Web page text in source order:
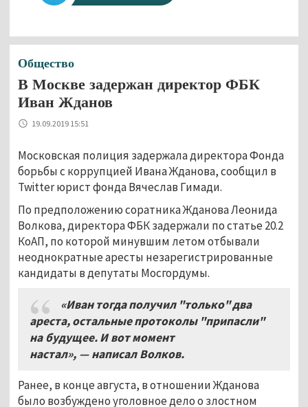
Общество
В Москве задержан директор ФБК
Иван Жданов
19.09.2019 15:51
Московская полиция задержала директора Фонда
борьбы с коррупцией Ивана Жданова, сообщил в
Twitter юрист фонда Вячеслав Гимади.
По предположению соратника Жданова Леонида
Волкова, директора ФБК задержали по статье 20.2
КоАП, по которой минувшим летом отбывали
неоднократные аресты незарегистрированные
кандидаты в депутаты Мосгордумы.
«Иван тогда получил "только"два
ареста,остальные протоколы "припасли"
на будущее.И вот момент
настал», — написал Волков.
Ранее, в конце августа, в отношении Жданова
было возбуждено уголовное дело о злостном